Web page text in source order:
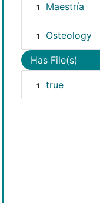
1 Maestría
1 Osteology
Has File(s)
1 true